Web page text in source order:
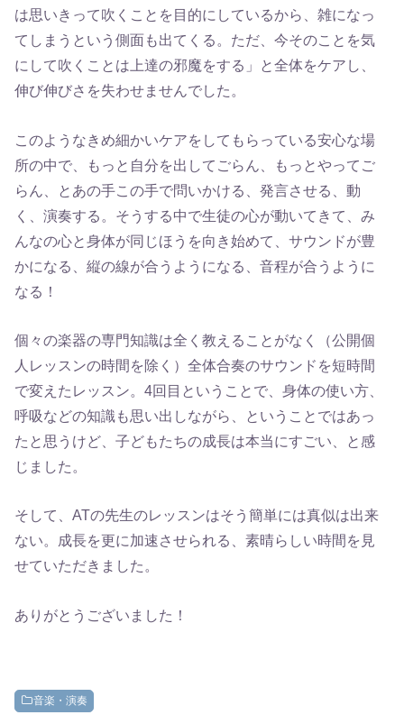
は思いきって吹くことを目的にしているから、雑になっ
てしまうという側面も出てくる。ただ、今そのことを気
にして吹くことは上達の邪魔をする」と全体をケアし、
伸び伸びさを失わせませんでした。
このようなきめ細かいケアをしてもらっている安心な場
所の中で、もっと自分を出してごらん、もっとやってご
らん、とあの手この手で問いかける、発言させる、動
く、演奏する。そうする中で生徒の心が動いてきて、み
んなの心と身体が同じほうを向き始めて、サウンドが豊
かになる、縦の線が合うようになる、音程が合うように
なる！
個々の楽器の専門知識は全く教えることがなく（公開個
人レッスンの時間を除く）全体合奏のサウンドを短時間
で変えたレッスン。4回目ということで、身体の使い方、
呼吸などの知識も思い出しながら、ということではあっ
たと思うけど、子どもたちの成長は本当にすごい、と感
じました。
そして、ATの先生のレッスンはそう簡単には真似は出来
ない。成長を更に加速させられる、素晴らしい時間を見
せていただきました。
ありがとうございました！
音楽・演奏